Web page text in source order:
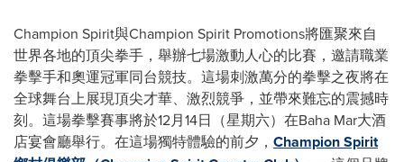
Champion Spirit與Champion Spirit Promotions將匯聚來自
世界各地的頂尖拳手，舉辦七場激動人心的比賽，邀請職業
拳擊手和奧運冠軍同台競技。這場刺激萬分的拳擊之夜將在
全球舞台上展現頂尖才華、激烈競爭，並帶來難忘的震撼時
刻。這場拳擊賽事將於12月14日（星期六）在Baha Mar大酒
店宴會廳舉行。在這場獨特體驗的前夕， Champion Spirit